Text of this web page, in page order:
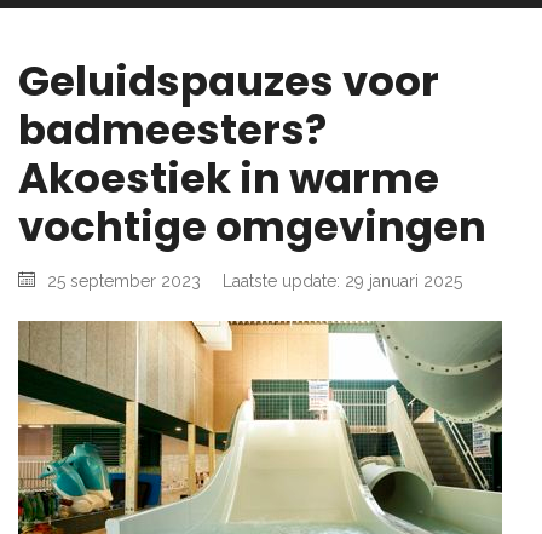
Geluidspauzes voor
badmeesters?
Akoestiek in warme
vochtige omgevingen
25 september 2023 Laatste update: 29 januari 2025